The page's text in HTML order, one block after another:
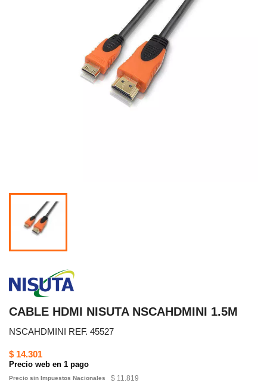
CABLE HDMI NISUTA NSCAHDMINI 1.5M
NSCAHDMINI REF. 45527
$ 14.301
Precio web en 1 pago
Precio sin Impuestos Nacionales $ 11.819